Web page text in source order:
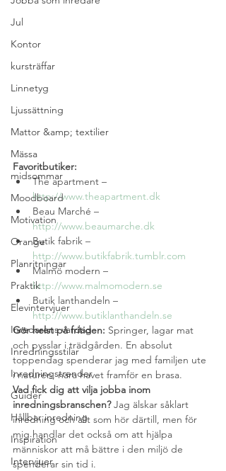
Jul
Kontor
kursträffar
Linnetyg
Ljussättning
Mattor &amp; textilier
Mässa
midsommar
Moodboard
Motivation
Orange
Planritningar
Praktik
Elevintervjuer
Inredarens vardag
Inredningsstilar
Inredningstrender
Guider
Hållbar inredning
Inspiration
Intervjuer
Favoritbutiker:
The apartment –
http://www.theapartment.dk
Beau Marché –
http://www.beaumarche.dk
Butik fabrik –
http://www.butikfabrik.tumblr.com
Malmö modern –
http://www.malmomodern.se
Butik lanthandeln –
http://www.butiklanthandeln.se
Gör helst på fritiden: Springer, lagar mat
och pysslar i trädgården. En absolut
toppendag spenderar jag med familjen ute
i naturen, nära havet framför en brasa.
Vad fick dig att vilja jobba inom
inredningsbranschen? Jag älskar såklart
inredning och allt som hör därtill, men för
mig handlar det också om att hjälpa
människor att må bättre i den miljö de
spenderar sin tid i.